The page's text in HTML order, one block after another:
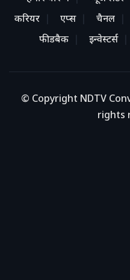
करियर
एप्स चैनल
फीडबैक
इन्वेस्टर्स
© Copyright NDTV
rights